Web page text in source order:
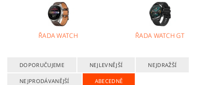
ŘADA WATCH ŘADA WATCH GT
DOPORUČUJEME NEJLEVNĚJŠÍ NEJDRAŽŠÍ
NEJPRODÁVANĚJŠÍ ABECEDNĚ